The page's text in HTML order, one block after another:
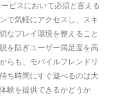
ビスにおいて必須と言える
で気軽にアクセスし、スキ
なプレイ環境を整えること
を防ぎユーザー満足度を高
らも、モバイルフレンドリ
ち時間にすぐ遊べるのは大
験を提供できるかどうか